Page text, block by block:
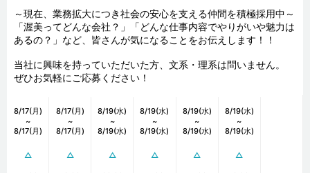
～現在、業務拡大につき社会の安心を支える仲間を積極採用中～
「渥美ってどんな会社？」「どんな仕事内容でやりがいや魅力は
あるの？」など、皆さんが気になることをお伝えします！！
当社に興味を持っていただいた方、文系・理系は問いません。
ぜひお気軽にご応募ください！
8/17(月)
~
8/17(月)
△
8/17(月)
~
8/17(月)
△
8/19(水)
~
8/19(水)
△
8/19(水)
~
8/19(水)
△
8/19(水)
~
8/19(水)
△
8/19(水)
~
8/19(水)
△